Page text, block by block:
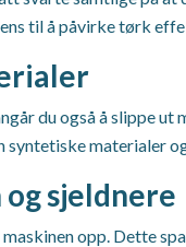
til å påvirke tørk
du også å slippe
syntetiske materialer
sjeldnere
opp. Dette